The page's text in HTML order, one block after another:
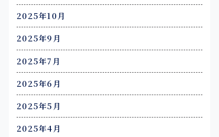
2025年10月
2025年9月
2025年7月
2025年6月
2025年5月
2025年4月